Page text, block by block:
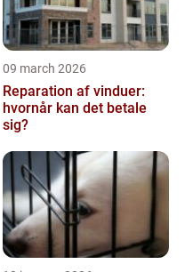
09 march 2026
Reparation af vinduer:
hvornår kan det betale
sig?